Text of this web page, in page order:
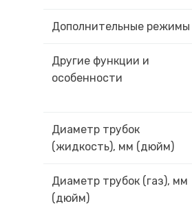
Дополнительные режимы
Другие функции и
особенности
Диаметр трубок
(жидкость), мм (дюйм)
Диаметр трубок (газ), мм
(дюйм)